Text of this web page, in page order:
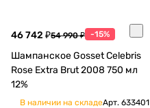
46 742 ₽54 990 ₽ -15%
Шампанское Gosset Celebris
Rose Extra Brut 2008 750 мл
12%
В наличии на складеАрт. 633401